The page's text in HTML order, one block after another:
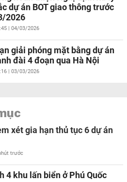
dự án BOT giao thông trước
2026
| 04/03/2026
giải phóng mặt bằng dự án
đài 4 đoạn qua Hà Nội
| 03/03/2026
xét gia hạn thủ tục 6 dự án
trước
4 khu lấn biển ở Phú Quốc